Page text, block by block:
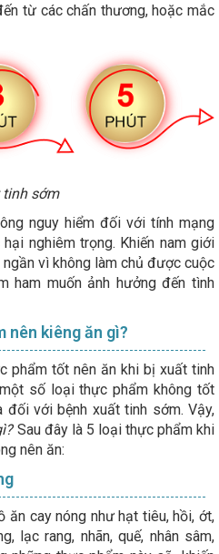
từ các chấn thương, hoặc mắc
tinh sớm
nguy hiểm đối với tính mạng
nghiêm trọng. Khiến nam giới
vì không làm chủ được cuộc
ham muốn ảnh hưởng đến tình
nên kiêng ăn gì?
phẩm tốt nên ăn khi bị xuất tinh
số loại thực phẩm không tốt
với bệnh xuất tinh sớm. Vậy,
Sau đây là 5 loại thực phẩm khi
nên ăn:
ăn cay nóng như hạt tiêu, hồi, ớt,
lạc rang, nhãn, quế, nhân sâm,